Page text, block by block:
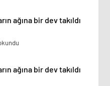
ağına bir dev takıldı
ağına bir dev takıldı